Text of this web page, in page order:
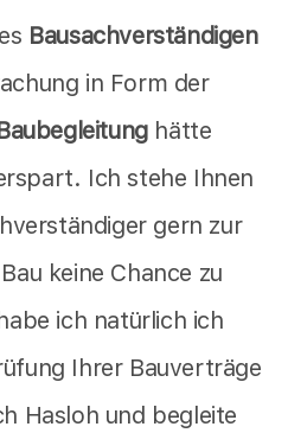
Bausachverständigen
in Form der
hätte
Ich stehe Ihnen
gern zur
keine Chance zu
ich natürlich ich
Ihrer Bauverträge
Hasloh und begleite